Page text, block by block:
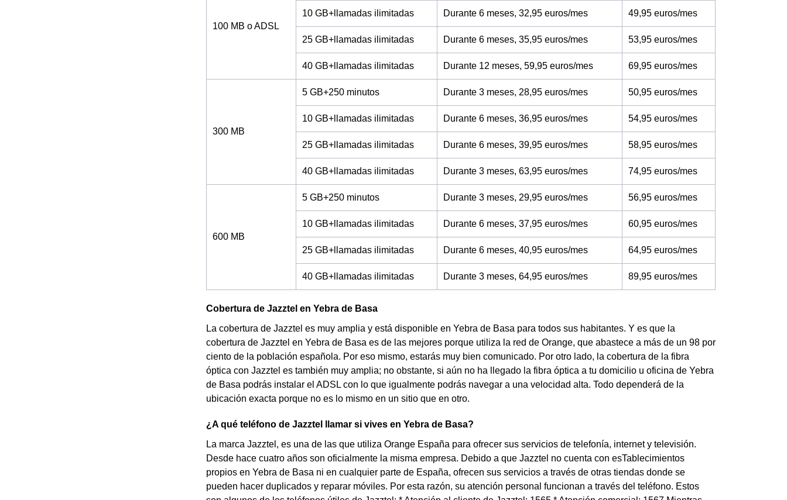
100 MB o ADSL
10 GB+llamadas ilimitadas Durante 6 meses, 32,95 euros/mes 49,95 euros/mes
25 GB+llamadas ilimitadas Durante 6 meses, 35,95 euros/mes 53,95 euros/mes
40 GB+llamadas ilimitadas Durante 12 meses, 59,95 euros/mes 69,95 euros/mes
300 MB
5 GB+250 minutos Durante 3 meses, 28,95 euros/mes 50,95 euros/mes
10 GB+llamadas ilimitadas Durante 6 meses, 36,95 euros/mes 54,95 euros/mes
25 GB+llamadas ilimitadas Durante 6 meses, 39,95 euros/mes 58,95 euros/mes
40 GB+llamadas ilimitadas Durante 3 meses, 63,95 euros/mes 74,95 euros/mes
600 MB
5 GB+250 minutos Durante 3 meses, 29,95 euros/mes 56,95 euros/mes
10 GB+llamadas ilimitadas Durante 6 meses, 37,95 euros/mes 60,95 euros/mes
25 GB+llamadas ilimitadas Durante 6 meses, 40,95 euros/mes 64,95 euros/mes
40 GB+llamadas ilimitadas Durante 3 meses, 64,95 euros/mes 89,95 euros/mes
Cobertura de Jazztel en Yebra de Basa
La cobertura de Jazztel es muy amplia y está disponible en Yebra de Basa para todos sus habitantes. Y es que la
cobertura de Jazztel en Yebra de Basa es de las mejores porque utiliza la red de Orange, que abastece a más de un 98 por
ciento de la población española. Por eso mismo, estarás muy bien comunicado. Por otro lado, la cobertura de la fibra
óptica con Jazztel es también muy amplia; no obstante, si aún no ha llegado la fibra óptica a tu domicilio u oficina de Yebra
de Basa podrás instalar el ADSL con lo que igualmente podrás navegar a una velocidad alta. Todo dependerá de la
ubicación exacta porque no es lo mismo en un sitio que en otro.
¿A qué teléfono de Jazztel llamar si vives en Yebra de Basa?
La marca Jazztel, es una de las que utiliza Orange España para ofrecer sus servicios de telefonía, internet y televisión.
Desde hace cuatro años son oficialmente la misma empresa. Debido a que Jazztel no cuenta con esTablecimientos
propios en Yebra de Basa ni en cualquier parte de España, ofrecen sus servicios a través de otras tiendas donde se
pueden hacer duplicados y reparar móviles. Por esta razón, su atención personal funcionan a través del teléfono. Estos